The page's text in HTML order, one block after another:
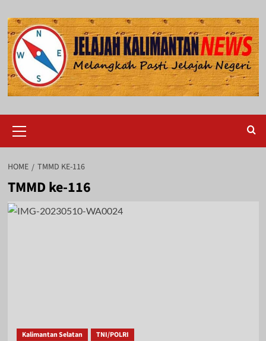
to
content
Menu
HOME TMMD KE-116
TMMD ke-116
Kalimantan Selatan TNI/POLRI